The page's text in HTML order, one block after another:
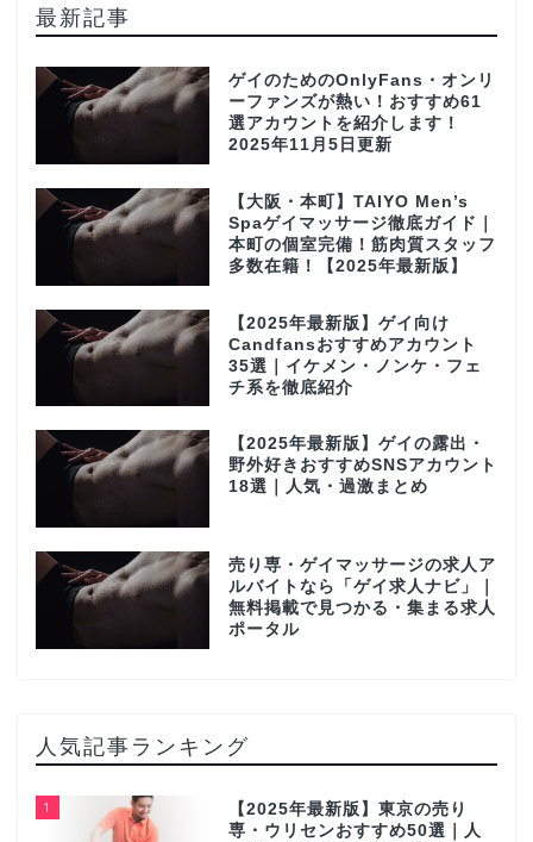
最新記事
ゲイのためのOnlyFans・オンリ
ーファンズが熱い！おすすめ61
選アカウントを紹介します！
2025年11月5日更新
【大阪・本町】TAIYO Men’s
Spaゲイマッサージ徹底ガイド｜
本町の個室完備！筋肉質スタッフ
多数在籍！【2025年最新版】
【2025年最新版】ゲイ向け
Candfansおすすめアカウント
35選｜イケメン・ノンケ・フェ
チ系を徹底紹介
【2025年最新版】ゲイの露出・
野外好きおすすめSNSアカウント
18選｜人気・過激まとめ
売り専・ゲイマッサージの求人ア
ルバイトなら「ゲイ求人ナビ」｜
無料掲載で見つかる・集まる求人
ポータル
人気記事ランキング
1
【2025年最新版】東京の売り
専・ウリセンおすすめ50選｜人